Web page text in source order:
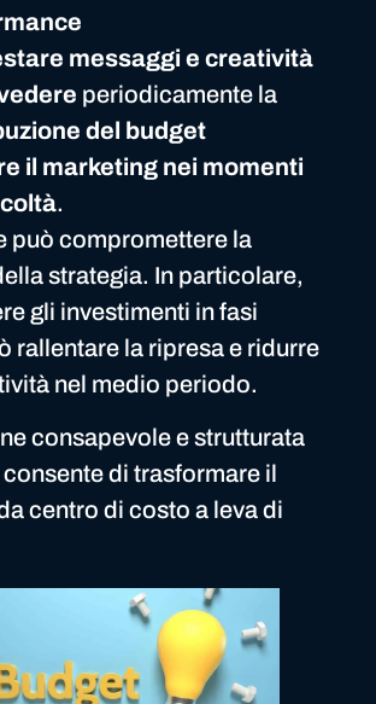
messaggi e creatività
periodicamente la
del budget
il marketing nei momenti
.
può compromettere la
strategia. In particolare,
gli investimenti in fasi
rallentare la ripresa e ridurre
nel medio periodo.
consapevole e strutturata
di trasformare il
centro di costo a leva di